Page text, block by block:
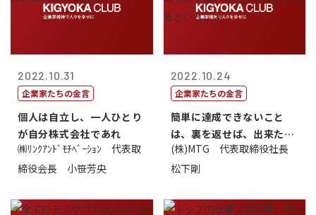
2022.10.31
企業家たちの金言
個人は自立し、一人ひとり
が自分株式会社であれ
㈱ﾘﾝｸｱﾝﾄﾞﾓﾁﾍﾞｰｼｮﾝ 代表取
締役会長 小笹芳央
2022.10.24
企業家たちの金言
簡単に達成できないこと
は、裏を返せば、出来たら
価値があるとい...
(株)MTG 代表取締役社長
松下剛